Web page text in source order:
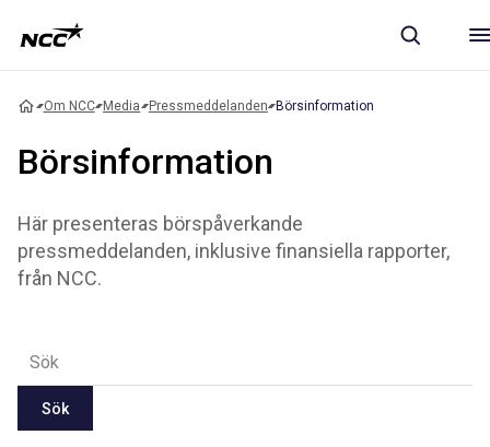
Om NCC Media Pressmeddelanden Börsinformation
Börsinformation
Här presenteras börspåverkande
pressmeddelanden, inklusive finansiella rapporter,
från NCC.
Sök